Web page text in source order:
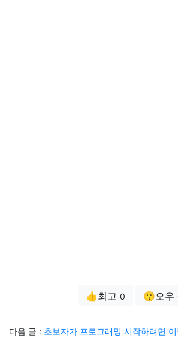
👍최고 0 😗오우
다음 글 : 초보자가 프로그래밍 시작하려면